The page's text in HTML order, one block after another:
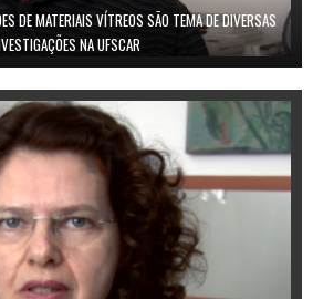
DE MATERIAIS VÍTREOS SÃO TEMA DE DIVERSAS
NA UFSCAR